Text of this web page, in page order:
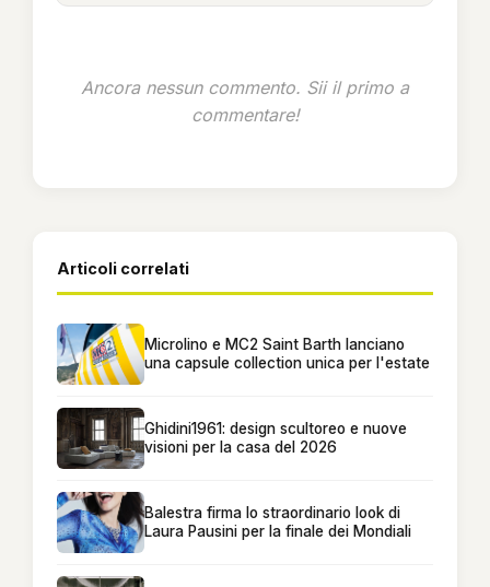
Ancora nessun commento. Sii il primo a
commentare!
Articoli correlati
Microlino e MC2 Saint Barth lanciano
una capsule collection unica per l'estate
Ghidini1961: design scultoreo e nuove
visioni per la casa del 2026
Balestra firma lo straordinario look di
Laura Pausini per la finale dei Mondiali